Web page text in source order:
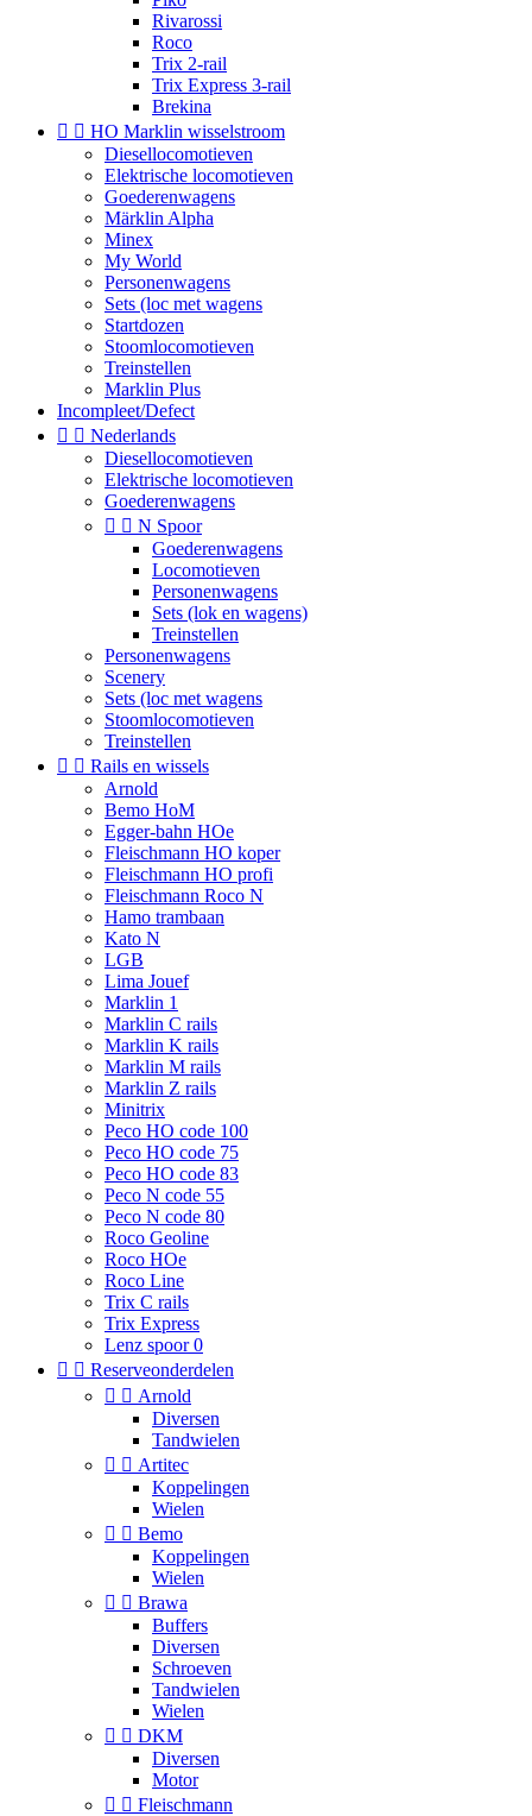
Rivarossi
Roco
Trix 2-rail
Trix Express 3-rail
Brekina
  HO Marklin wisselstroom
Diesellocomotieven
Elektrische locomotieven
Goederenwagens
Märklin Alpha
Minex
My World
Personenwagens
Sets (loc met wagens
Startdozen
Stoomlocomotieven
Treinstellen
Marklin Plus
Incompleet/Defect
  Nederlands
Diesellocomotieven
Elektrische locomotieven
Goederenwagens
  N Spoor
Goederenwagens
Locomotieven
Personenwagens
Sets (lok en wagens)
Treinstellen
Personenwagens
Scenery
Sets (loc met wagens
Stoomlocomotieven
Treinstellen
  Rails en wissels
Arnold
Bemo HoM
Egger-bahn HOe
Fleischmann HO koper
Fleischmann HO profi
Fleischmann Roco N
Hamo trambaan
Kato N
LGB
Lima Jouef
Marklin 1
Marklin C rails
Marklin K rails
Marklin M rails
Marklin Z rails
Minitrix
Peco HO code 100
Peco HO code 75
Peco HO code 83
Peco N code 55
Peco N code 80
Roco Geoline
Roco HOe
Roco Line
Trix C rails
Trix Express
Lenz spoor 0
  Reserveonderdelen
  Arnold
Diversen
Tandwielen
  Artitec
Koppelingen
Wielen
  Bemo
Koppelingen
Wielen
  Brawa
Buffers
Diversen
Schroeven
Tandwielen
Wielen
  DKM
Diversen
Motor
  Fleischmann